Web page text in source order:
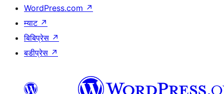
WordPress.com ↗
म्याट ↗
बिबिप्रेस ↗
बडीप्रेस ↗